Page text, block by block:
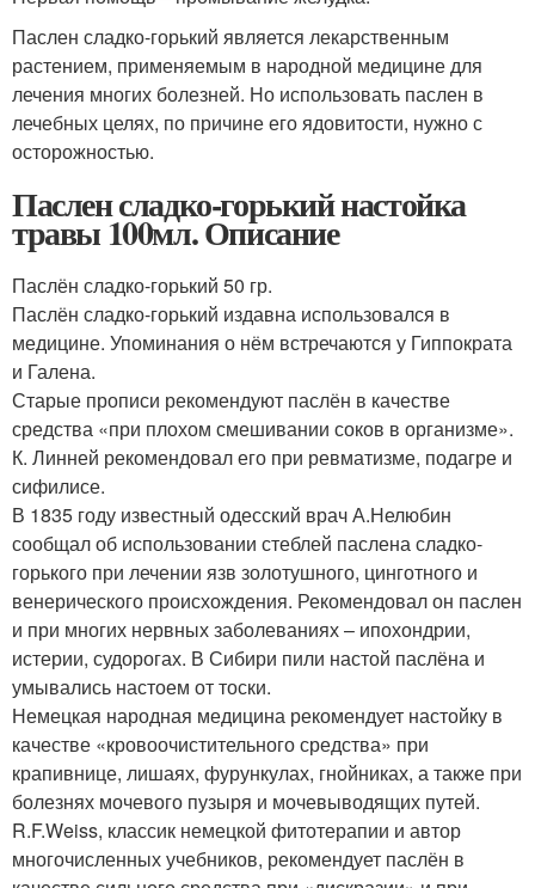
Паслен сладко-горький является лекарственным
растением, применяемым в народной медицине для
лечения многих болезней. Но использовать паслен в
лечебных целях, по причине его ядовитости, нужно с
осторожностью.
Паслен сладко-горький настойка
травы 100мл. Описание
Паслён сладко-горький 50 гр.
Паслён сладко-горький издавна использовался в
медицине. Упоминания о нём встречаются у Гиппократа
и Галена.
Старые прописи рекомендуют паслён в качестве
средства «при плохом смешивании соков в организме».
К. Линней рекомендовал его при ревматизме, подагре и
сифилисе.
В 1835 году известный одесский врач А.Нелюбин
сообщал об использовании стеблей паслена сладко-
горького при лечении язв золотушного, цинготного и
венерического происхождения. Рекомендовал он паслен
и при многих нервных заболеваниях – ипохондрии,
истерии, судорогах. В Сибири пили настой паслёна и
умывались настоем от тоски.
Немецкая народная медицина рекомендует настойку в
качестве «кровоочистительного средства» при
крапивнице, лишаях, фурункулах, гнойниках, а также при
болезнях мочевого пузыря и мочевыводящих путей.
R.F.Weiss, классик немецкой фитотерапии и автор
многочисленных учебников, рекомендует паслён в